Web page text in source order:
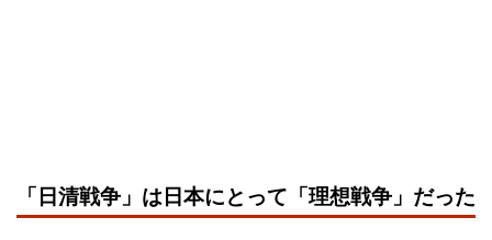
「日清戦争」は日本にとって「理想戦争」だった